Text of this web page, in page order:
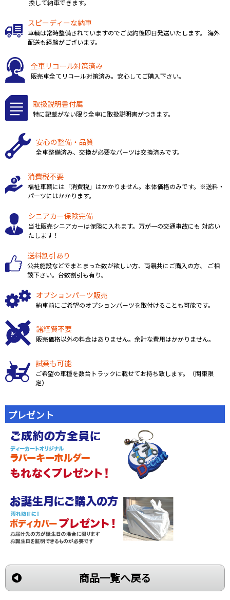
換して納車できます。
スピーディーな納車
車輌は常時整備されていますのでご契約後即日発送いたします。 海外
配送も経験がございます。
全車リコール対策済み
販売車全てリコール対策済み。安心してご購入下さい。
取扱説明書付属
特に記載がない限り全車に取扱説明書がつきます。
安心の整備・品質
全車整備済み、交換が必要なパーツは交換済みです。
消費税不要
福祉車輌には「消費税」はかかりません。本体価格のみです。※送料・
パーツにはかかります。
シニアカー保険完備
当社販売シニアカーは保険に入れます。万が一の交通事故にも 対応い
たします！
送料割引あり
公共施設などでまとまった数が欲しい方、両親共にご購入の方、 ご相
談下さい。台数割引も有り。
オプションパーツ販売
納車前にご希望のオプションパーツを取付けることも可能です。
諸経費不要
販売価格以外の料金はありません。余計な費用はかかりません。
試乗も可能
ご希望の車種を数台トラックに載せてお持ち致します。（関東限
定）
プレゼント
商品一覧へ戻る